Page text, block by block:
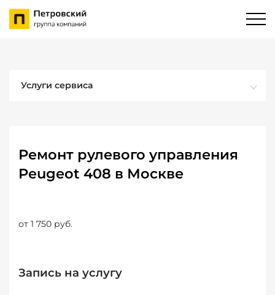
Услуги сервиса
Ремонт рулевого управления
Peugeot 408 в Москве
от 1 750 руб.
Запись на услугу